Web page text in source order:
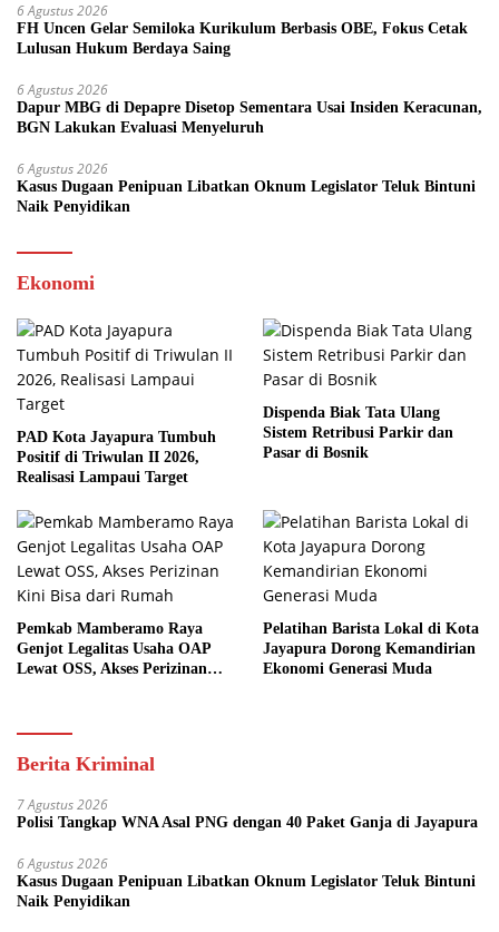
6 Agustus 2026
FH Uncen Gelar Semiloka Kurikulum Berbasis OBE, Fokus Cetak
Lulusan Hukum Berdaya Saing
6 Agustus 2026
Dapur MBG di Depapre Disetop Sementara Usai Insiden Keracunan,
BGN Lakukan Evaluasi Menyeluruh
6 Agustus 2026
Kasus Dugaan Penipuan Libatkan Oknum Legislator Teluk Bintuni
Naik Penyidikan
Ekonomi
PAD Kota Jayapura Tumbuh
Positif di Triwulan II 2026,
Realisasi Lampaui Target
Dispenda Biak Tata Ulang
Sistem Retribusi Parkir dan
Pasar di Bosnik
Pemkab Mamberamo Raya
Genjot Legalitas Usaha OAP
Lewat OSS, Akses Perizinan
Pelatihan Barista Lokal di Kota
Jayapura Dorong Kemandirian
Ekonomi Generasi Muda
Berita Kriminal
7 Agustus 2026
Polisi Tangkap WNA Asal PNG dengan 40 Paket Ganja di Jayapura
6 Agustus 2026
Kasus Dugaan Penipuan Libatkan Oknum Legislator Teluk Bintuni
Naik Penyidikan